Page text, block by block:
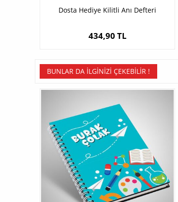
Dosta Hediye Kilitli Anı Defteri
434,90 TL
BUNLAR DA İLGINIZI ÇEKEBILIR !